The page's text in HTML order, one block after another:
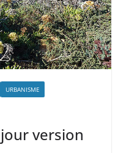
URBANISME
version